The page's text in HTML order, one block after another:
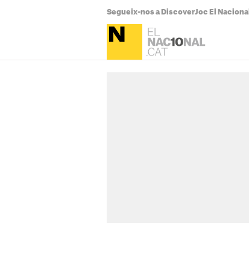
Segueix-nos a DiscoverJoc El Nacional